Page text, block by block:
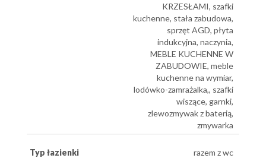
KRZESŁAMI, szafki
kuchenne, stała zabudowa,
sprzęt AGD, płyta
indukcyjna, naczynia,
MEBLE KUCHENNE W
ZABUDOWIE, meble
kuchenne na wymiar,
lodówko-zamrażalka,, szafki
wiszące, garnki,
zlewozmywak z baterią,
zmywarka
Typ łazienki razem z wc